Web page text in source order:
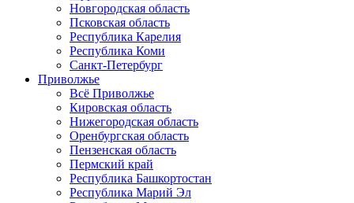
Новгородская область
Псковская область
Республика Карелия
Республика Коми
Санкт-Петербург
Приволжье
Всё Приволжье
Кировская область
Нижегородская область
Оренбургская область
Пензенская область
Пермский край
Республика Башкортостан
Республика Марий Эл